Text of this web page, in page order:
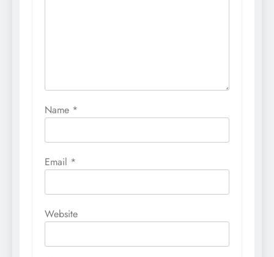
Name *
Email *
Website